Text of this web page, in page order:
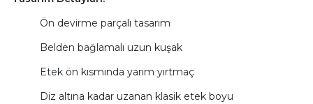
Ön devirme parçalı tasarım
Belden bağlamalı uzun kuşak
Etek ön kısmında yarım yırtmaç
Diz altına kadar uzanan klasik etek boyu